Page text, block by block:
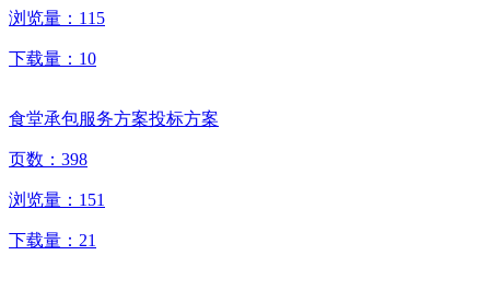
浏览量： 115
下载量： 10
食堂承包服务方案投标方案
页数： 398
浏览量： 151
下载量： 21